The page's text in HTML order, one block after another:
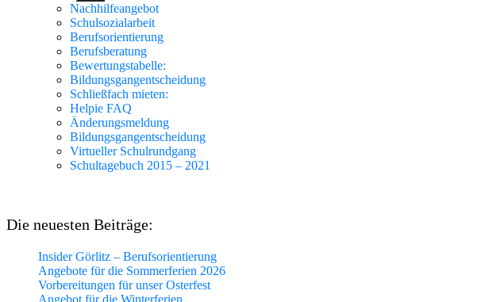
Nachhilfeangebot
Schulsozialarbeit
Berufsorientierung
Berufsberatung
Bewertungstabelle:
Bildungsgangentscheidung
Schließfach mieten:
Helpie FAQ
Änderungsmeldung
Bildungsgangentscheidung
Virtueller Schulrundgang
Schultagebuch 2015 – 2021
Die neuesten Beiträge:
Insider Görlitz – Berufsorientierung
Angebote für die Sommerferien 2026
Vorbereitungen für unser Osterfest
Angebot für die Winterferien